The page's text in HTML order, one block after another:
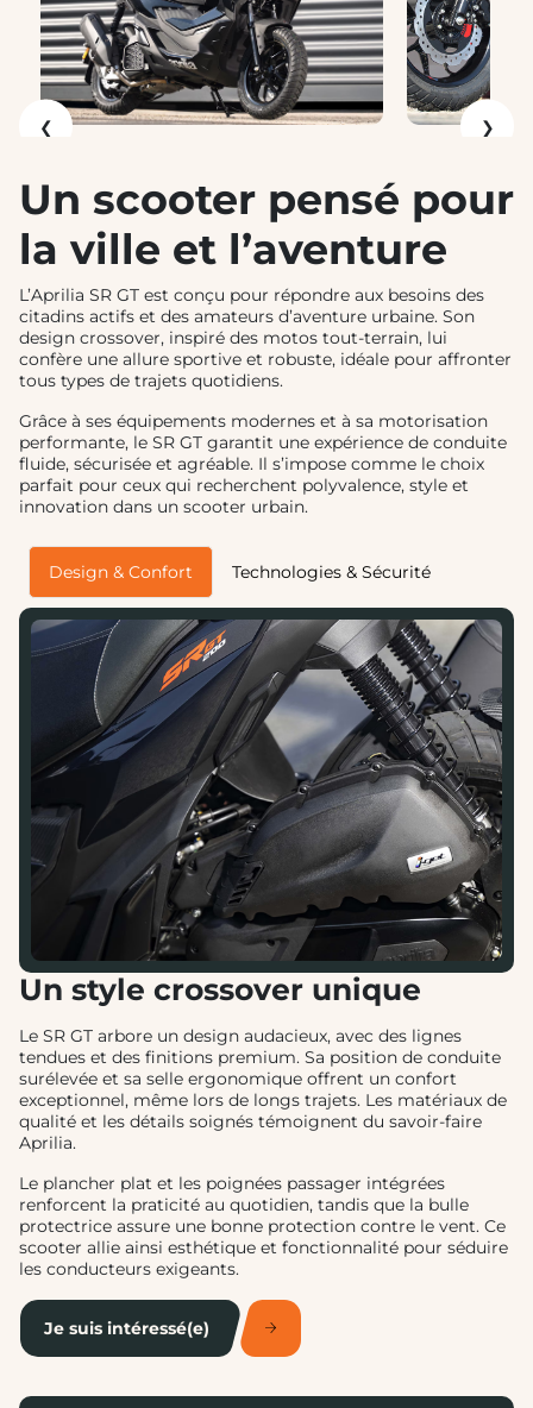
❮ ❯
Un scooter pensé pour
la ville et l’aventure
L’Aprilia SR GT est conçu pour répondre aux besoins des
citadins actifs et des amateurs d’aventure urbaine. Son
design crossover, inspiré des motos tout-terrain, lui
confère une allure sportive et robuste, idéale pour affronter
tous types de trajets quotidiens.
Grâce à ses équipements modernes et à sa motorisation
performante, le SR GT garantit une expérience de conduite
fluide, sécurisée et agréable. Il s’impose comme le choix
parfait pour ceux qui recherchent polyvalence, style et
innovation dans un scooter urbain.
Design & Confort Technologies & Sécurité
Un style crossover unique
Le SR GT arbore un design audacieux, avec des lignes
tendues et des finitions premium. Sa position de conduite
surélevée et sa selle ergonomique offrent un confort
exceptionnel, même lors de longs trajets. Les matériaux de
qualité et les détails soignés témoignent du savoir-faire
Aprilia.
Le plancher plat et les poignées passager intégrées
renforcent la praticité au quotidien, tandis que la bulle
protectrice assure une bonne protection contre le vent. Ce
scooter allie ainsi esthétique et fonctionnalité pour séduire
les conducteurs exigeants.
Je suis intéressé(e)